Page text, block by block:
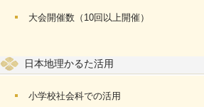
大会開催数（10回以上開催）
日本地理かるた活用
小学校社会科での活用